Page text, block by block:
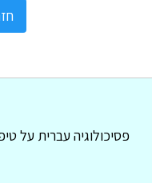
פסיכולוגיה עברית על